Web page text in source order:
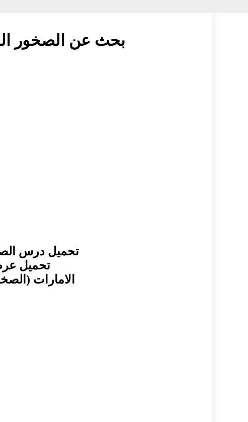
بحث عن الصخور
تحميل درس
تحميل
الامارات